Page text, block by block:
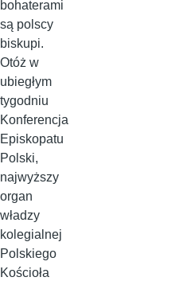
bohaterami
są polscy
biskupi.
Otóż w
ubiegłym
tygodniu
Konferencja
Episkopatu
Polski,
najwyższy
organ
władzy
kolegialnej
Polskiego
Kościoła